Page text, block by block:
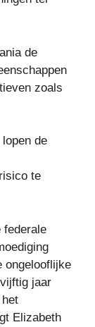
de
zoals
de
te
federale
ongelooflijke
jaar
Elizabeth